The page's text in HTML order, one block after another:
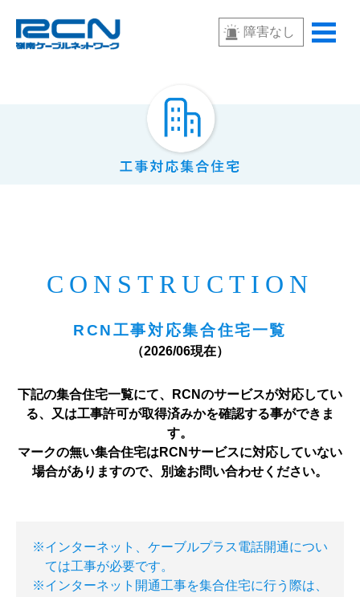
障害なし
CONSTRUCTION
RCN工事対応集合住宅一覧
（2026/06現在）
下記の集合住宅一覧にて、RCNのサービスが対応してい
る、又は工事許可が取得済みかを確認する事ができま
す。
マークの無い集合住宅はRCNサービスに対応していない
場合がありますので、別途お問い合わせください。
※インターネット、ケーブルプラス電話開通につい
ては工事が必要です。
※インターネット開通工事を集合住宅に行う際は、